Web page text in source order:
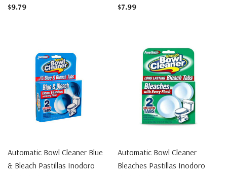
$9.79 $7.99
Automatic Bowl Cleaner Blue
& Bleach Pastillas Inodoro
Automatic Bowl Cleaner
Bleaches Pastillas Inodoro